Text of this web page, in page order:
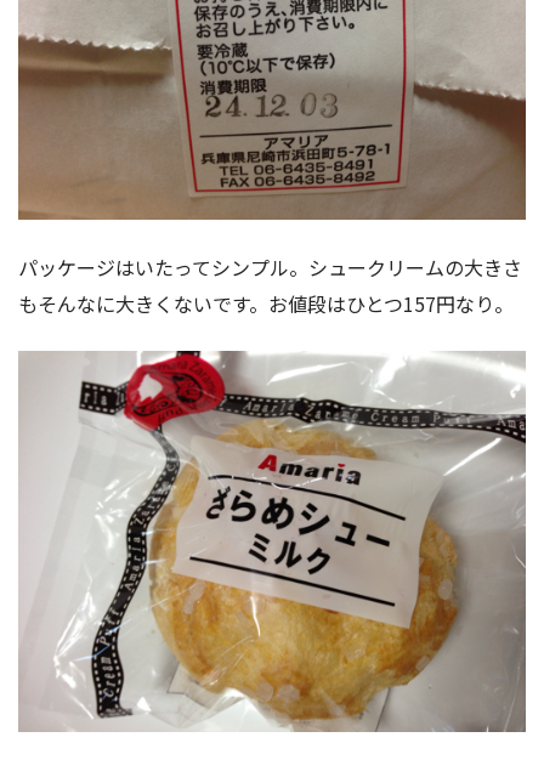
パッケージはいたってシンプル。シュークリームの大きさ
もそんなに大きくないです。お値段はひとつ157円なり。